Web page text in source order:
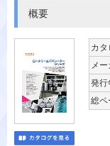
概要
カタ
メー
発行
総ペ